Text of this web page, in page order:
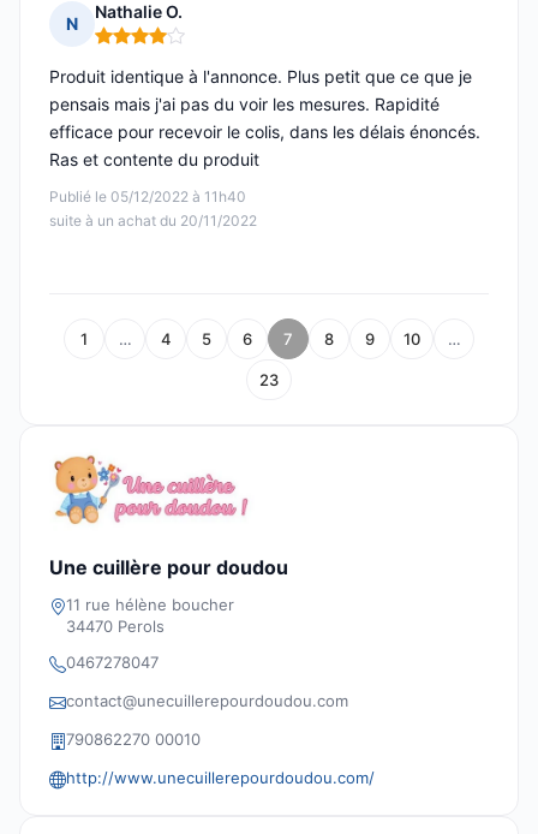
N
Nathalie O.
Note : 4 sur 5
Publié le 05/12/2022 à 11h40
suite à un achat du 20/11/2022
Produit identique à l'annonce. Plus petit que ce que je
pensais mais j'ai pas du voir les mesures. Rapidité
efficace pour recevoir le colis, dans les délais énoncés.
Ras et contente du produit
1 … 4 5 6 7 8 9 10 …
23
Une cuillère pour doudou
11 rue hélène boucher
34470 Perols
0467278047
contact@unecuillerepourdoudou.com
790862270 00010
http://www.unecuillerepourdoudou.com/